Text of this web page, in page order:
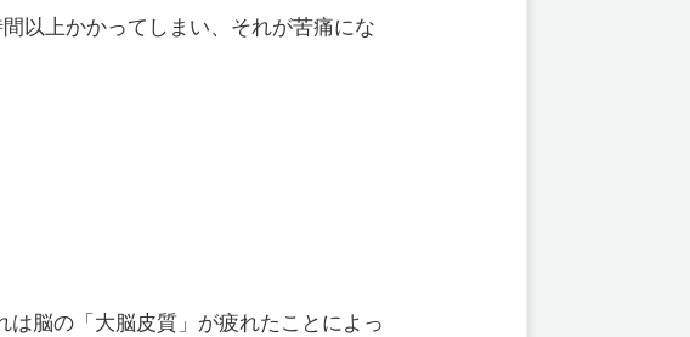
以上かかってしまい、それが苦痛にな
脳の「大脳皮質」が疲れたことによっ